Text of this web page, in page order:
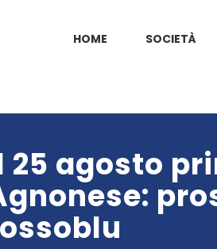
HOME SOCIETÀ
25 agosto